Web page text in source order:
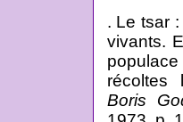
. Le tsar
vivants.
récoltes
Boris